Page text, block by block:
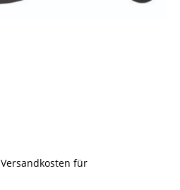
Versandkosten für